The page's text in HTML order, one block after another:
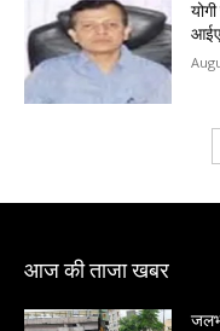
आज की ताजा खबर